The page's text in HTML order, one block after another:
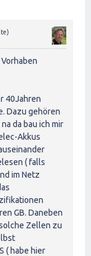
40Jahren
Dazu gehören
da bau ich mir
Akkus
( falls
im Netz
GB. Daneben
Zellen zu
( habe hier